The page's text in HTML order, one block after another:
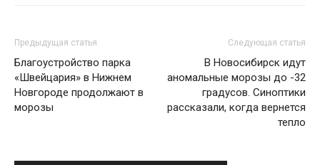
Предыдущая статья
Благоустройство парка
«Швейцария» в Нижнем
Новгороде продолжают в
морозы
Следующая статья
В Новосибирск идут
аномальные морозы до -32
градусов. Синоптики
рассказали, когда вернется
тепло